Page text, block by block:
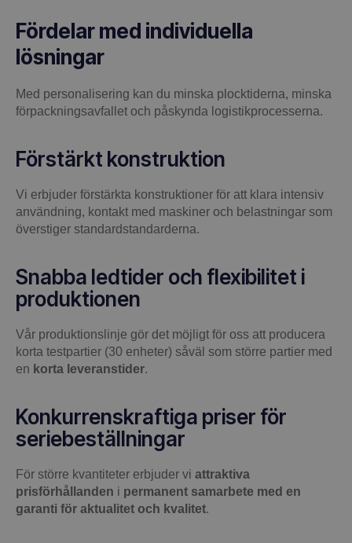
Fördelar med individuella
lösningar
Med personalisering kan du minska plocktiderna, minska
förpackningsavfallet och påskynda logistikprocesserna.
Förstärkt konstruktion
Vi erbjuder förstärkta konstruktioner för att klara intensiv
användning, kontakt med maskiner och belastningar som
överstiger standardstandarderna.
Snabba ledtider och flexibilitet i
produktionen
Vår produktionslinje gör det möjligt för oss att producera
korta testpartier (30 enheter) såväl som större partier med
en korta leveranstider.
Konkurrenskraftiga priser för
seriebeställningar
För större kvantiteter erbjuder vi attraktiva
prisförhållanden i permanent samarbete med en
garanti för aktualitet och kvalitet.